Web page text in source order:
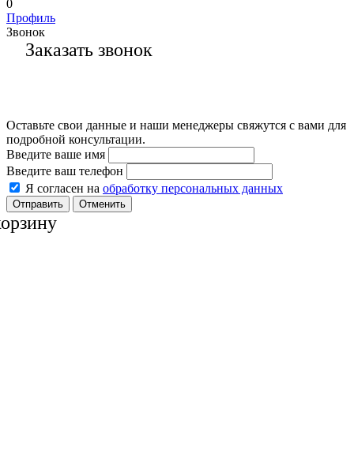
0
Профиль
Звонок
Заказать звонок
Оставьте свои данные и наши менеджеры свяжутся с вами для
подробной консультации.
Введите ваше имя
Введите ваш телефон
Я согласен на обработку персональных данных
Отменить